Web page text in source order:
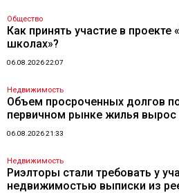
Общество
Как принять участие в проекте
школах»?
06.08.2026 22:07
Недвижимость
Объем просроченных долгов
первичном рынке жилья вырос
06.08.2026 21:33
Недвижимость
Риэлторы стали требовать у
недвижимостью выписки из